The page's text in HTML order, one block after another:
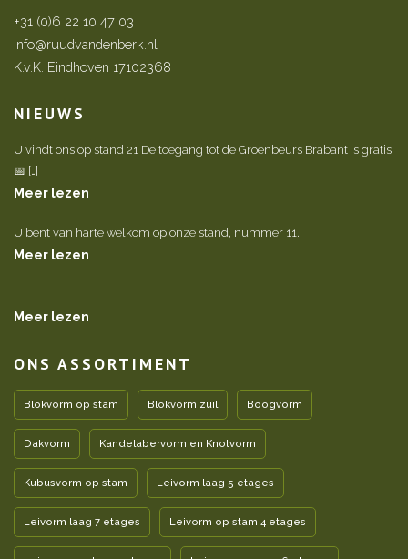
+31 (0)6 22 10 47 03
info@ruudvandenberk.nl
K.v.K. Eindhoven 17102368
NIEUWS
U vindt ons op stand 21 De toegang tot de Groenbeurs Brabant is gratis.
📅 […]
Meer lezen
U bent van harte welkom op onze stand, nummer 11.
Meer lezen
Meer lezen
ONS ASSORTIMENT
Blokvorm op stam Blokvorm zuil Boogvorm
Dakvorm Kandelabervorm en Knotvorm
Kubusvorm op stam Leivorm laag 5 etages
Leivorm laag 7 etages Leivorm op stam 4 etages